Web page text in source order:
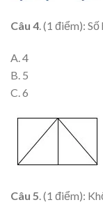
Câu 4. (1 điểm):
A. 4
B. 5
C. 6
Câu 5. (1 điểm):